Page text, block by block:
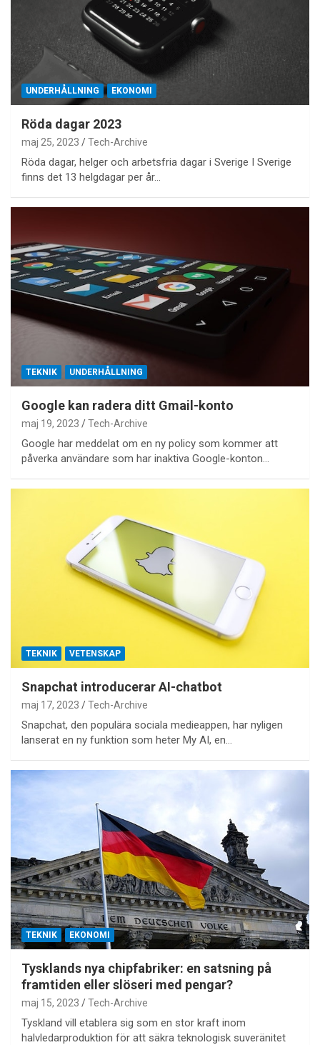
UNDERHÅLLNING EKONOMI
Röda dagar 2023
maj 25, 2023 Tech-Archive
Röda dagar, helger och arbetsfria dagar i Sverige I Sverige
finns det 13 helgdagar per år…
TEKNIK UNDERHÅLLNING
Google kan radera ditt Gmail-konto
maj 19, 2023 Tech-Archive
Google har meddelat om en ny policy som kommer att
påverka användare som har inaktiva Google-konton…
TEKNIK VETENSKAP
Snapchat introducerar AI-chatbot
maj 17, 2023 Tech-Archive
Snapchat, den populära sociala medieappen, har nyligen
lanserat en ny funktion som heter My AI, en…
TEKNIK EKONOMI
Tysklands nya chipfabriker: en satsning på
framtiden eller slöseri med pengar?
maj 15, 2023 Tech-Archive
Tyskland vill etablera sig som en stor kraft inom
halvledarproduktion för att säkra teknologisk suveränitet